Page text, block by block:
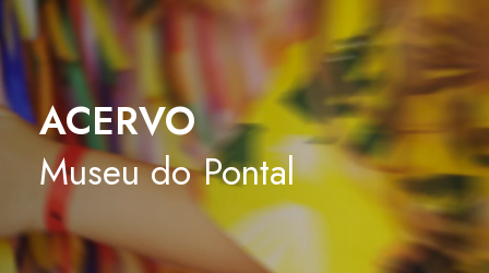
ACERVO
Museu do Pontal